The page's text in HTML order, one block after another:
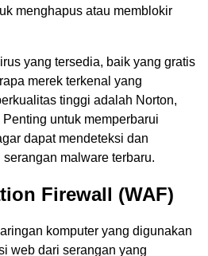
menghapus atau memblokir
yang tersedia, baik yang gratis
merek terkenal yang
tinggi adalah Norton,
untuk memperbarui
dapat mendeteksi dan
malware terbaru.
Firewall (WAF)
komputer yang digunakan
web dari serangan yang